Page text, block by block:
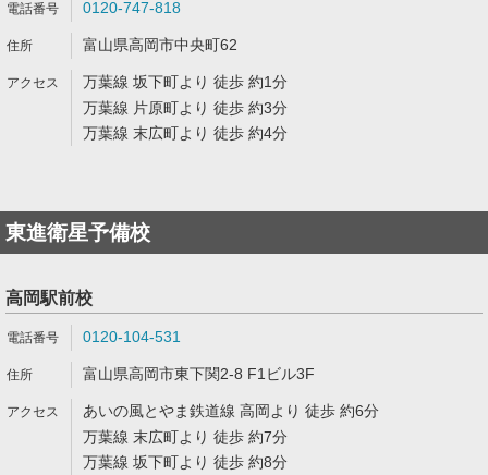
0120-747-818
富山県高岡市中央町62
万葉線 坂下町より 徒歩 約1分
万葉線 片原町より 徒歩 約3分
万葉線 末広町より 徒歩 約4分
東進衛星予備校
高岡駅前校
0120-104-531
富山県高岡市東下関2-8 F1ビル3F
あいの風とやま鉄道線 高岡より 徒歩 約6分
万葉線 末広町より 徒歩 約7分
万葉線 坂下町より 徒歩 約8分